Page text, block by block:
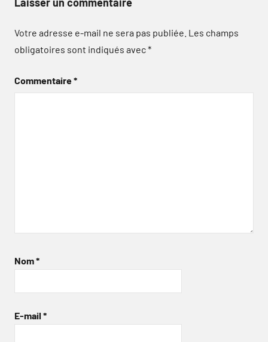
Votre adresse e-mail ne sera pas publiée. Les champs
obligatoires sont indiqués avec*
Commentaire*
Nom*
E-mail *